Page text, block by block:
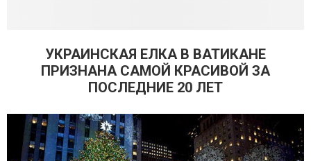
УКРАИНСКАЯ ЕЛКА В ВАТИКАНЕ
ПРИЗНАНА САМОЙ КРАСИВОЙ ЗА
ПОСЛЕДНИЕ 20 ЛЕТ